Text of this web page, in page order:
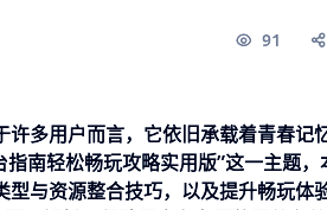
91
多用户而言，它依旧承载着青春记
南轻松畅玩攻略实用版”这一主题，
与资源整合技巧，以及提升畅玩体